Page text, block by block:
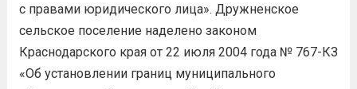
с правами юридического лица». Дружненское
сельское поселение наделено законом
Краснодарского края от 22 июля 2004 года № 767-КЗ
«Об установлении границ муниципального